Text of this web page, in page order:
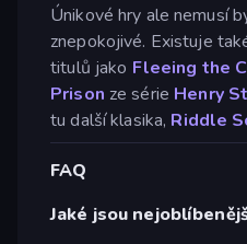
Únikové hry ale nemusí
znepokojivé. Existuje
titulů jako Fleeing the
Prison ze série Henry
tu další klasika, Riddle
FAQ
Jaké jsou